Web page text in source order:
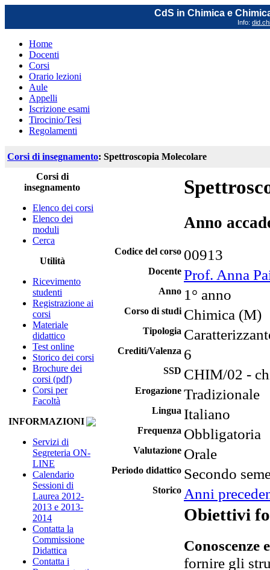
CdS in Chimica e
Info:
Home
Docenti
Corsi
Orario lezioni
Aule
Appelli
Iscrizione esami
Tirocinio/Tesi
Regolamenti
Corsi di insegnamento: Spettroscopia Molecolare
Corsi di
insegnamento
Elenco dei corsi
Elenco dei
moduli
Cerca
Utilità
Ricevimento
studenti
Registrazione ai
corsi
Materiale
didattico
Test online
Storico dei corsi
Brochure dei
corsi (pdf)
Corsi per
Facoltà
INFORMAZIONI
Servizi di
Segreteria ON-
LINE
Calendario
Sessioni di
Laurea 2012-
2013 e 2013-
2014
Contatta la
Commissione
Didattica
Contatta i
Anno
Codice del corso 00913
Docente Prof. Anna
Anno 1° anno
Corso di studi Chimica (M)
Tipologia
Crediti/Valenza 6
SSD CHIM/02 -
Erogazione Tradizionale
Lingua Italiano
Frequenza Obbligatoria
Valutazione Orale
Periodo didattico Secondo
Storico Anni
Obiettivi
Conoscenze
fornire gli